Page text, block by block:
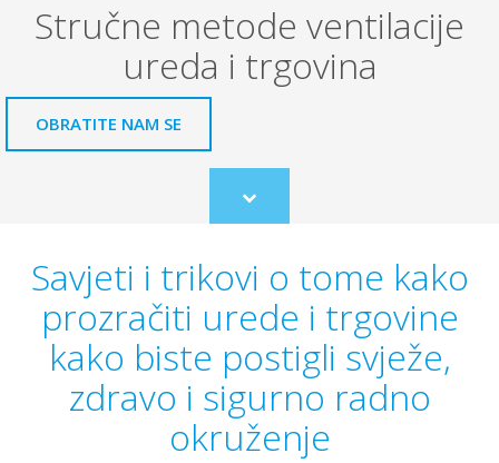
Stručne metode ventilacije
ureda i trgovina
OBRATITE NAM SE
Scroll
to
Savjeti i trikovi o tome kako
prozračiti urede i trgovine
kako biste postigli svježe,
zdravo i sigurno radno
okruženje